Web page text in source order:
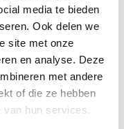
media te bieden
Ook delen we
site met onze
en analyse. Deze
met andere
of die ze hebben
van hun services.
Wonen